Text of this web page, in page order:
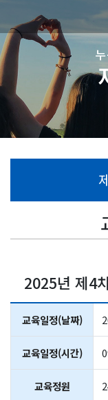
2025년 제4
교육일정(날짜)
교육일정(시간)
교육정원